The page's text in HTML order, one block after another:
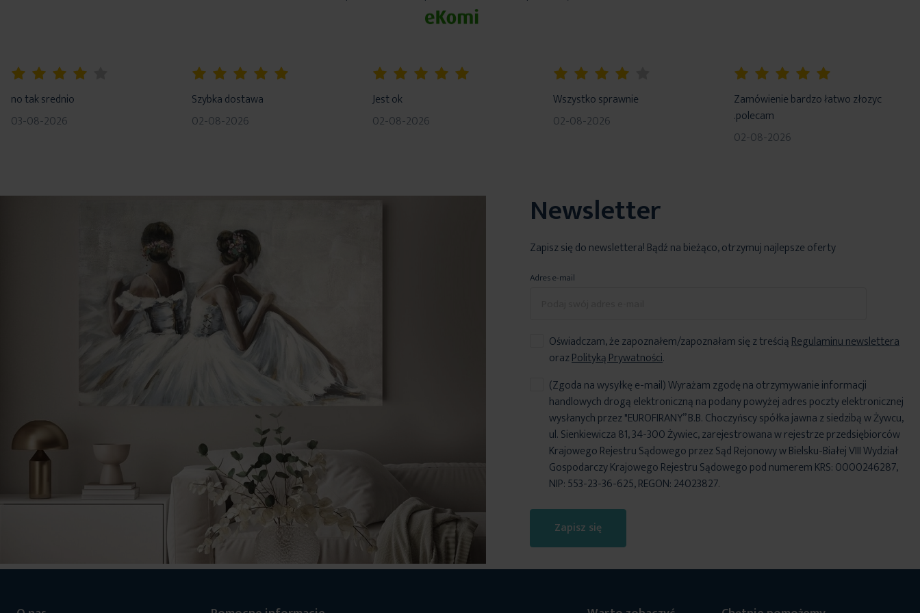
no tak srednio
03-08-2026
Szybka dostawa
02-08-2026
Jest ok
02-08-2026
Wszystko sprawnie
02-08-2026
Zamówienie bardzo łatwo złozyc
.polecam
02-08-2026
Newsletter
Zapisz się do newslettera! Bądź na bieżąco, otrzymuj najlepsze oferty
Adres e-mail
Oświadczam, że zapoznałem/zapoznałam się z treściąRegulaminu newslettera
orazPolityką Prywatności.
Zapisz się
(Zgoda na wysyłkę e-mail) Wyrażam zgodę na otrzymywanie informacji
handlowych drogą elektroniczną na podany powyżej adres poczty elektronicznej
wysłanych przez "EUROFIRANY” B.B. Choczyńscy spółka jawna z siedzibą w Żywcu,
ul. Sienkiewicza 81, 34-300 Żywiec, zarejestrowana w rejestrze przedsiębiorców
Krajowego Rejestru Sądowego przez Sąd Rejonowy w Bielsku-Białej VIII Wydział
Gospodarczy Krajowego Rejestru Sądowego pod numerem KRS: 0000246287,
NIP: 553-23-36-625, REGON: 24023827.